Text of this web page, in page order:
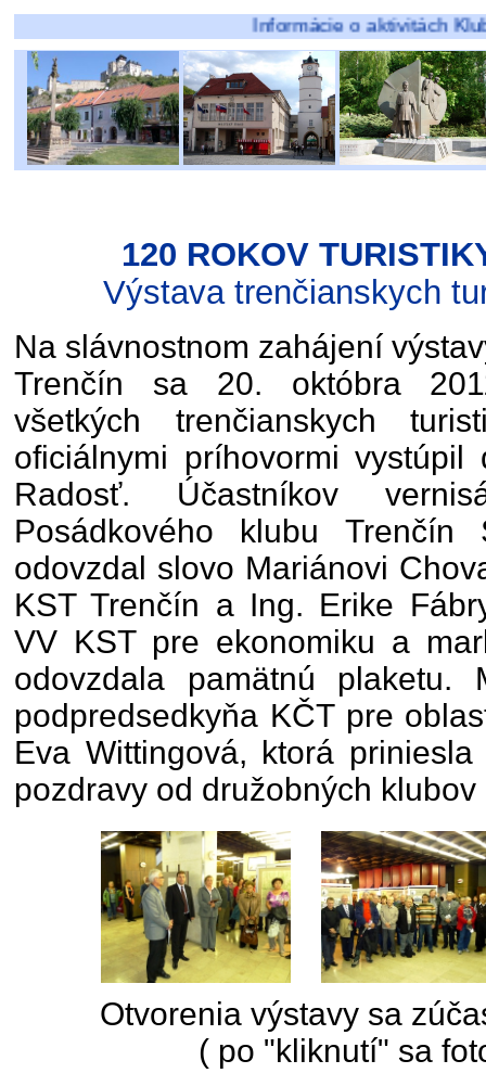
Informácie o aktivitách Klubov
120 ROKOV
Výstava trenčianskych
Na slávnostnom zahájení
Trenčín sa 20. októbra
všetkých trenčianskych
oficiálnymi príhovormi vystúpil
Radosť. Účastníkov
Posádkového klubu Trenčín
odovzdal slovo Mariánovi
KST Trenčín a Ing. Erike
VV KST pre ekonomiku a
odovzdala pamätnú plaketu.
podpredsedkyňa KČT pre
Eva Wittingová, ktorá
pozdravy od družobných klubov
Otvorenia výstavy sa
( po "kliknutí" sa